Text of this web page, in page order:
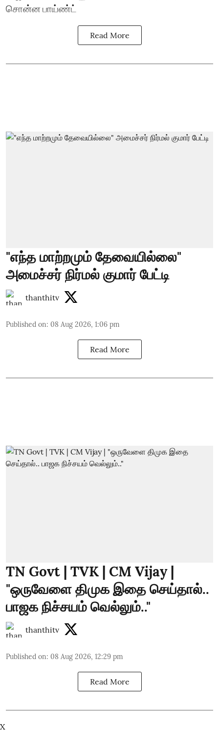
சொன்ன பாய்ண்ட்
Read More
"எந்த மாற்றமும் தேவையில்லை"
அமைச்சர் நிர்மல் குமார் பேட்டி
thanthitv
Published on: 08 Aug 2026, 1:06 pm
Read More
TN Govt | TVK | CM Vijay |
"ஒருவேளை திமுக இதை செய்தால்..
பாஜக நிச்சயம் வெல்லும்.."
thanthitv
Published on: 08 Aug 2026, 12:29 pm
Read More
X